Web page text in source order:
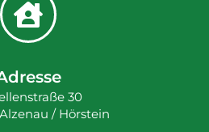
30
/ Hörstein